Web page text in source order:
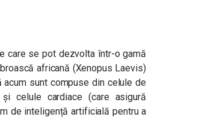
care se pot dezvolta într-o gamă
africană (Xenopus Laevis)
sunt compuse din celule de
celule cardiace (care asigură
de inteligență artificială pentru a